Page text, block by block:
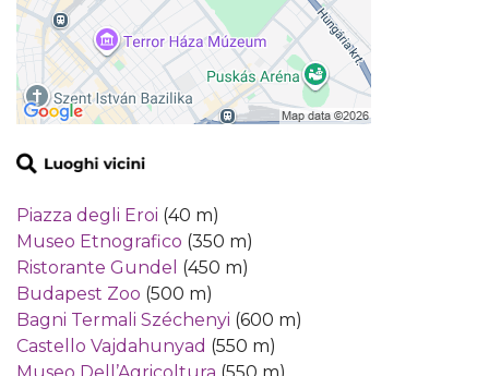
Piazza degli Eroi (40 m)
Museo Etnografico (350 m)
Ristorante Gundel (450 m)
Budapest Zoo (500 m)
Bagni Termali Széchenyi (600 m)
Castello Vajdahunyad (550 m)